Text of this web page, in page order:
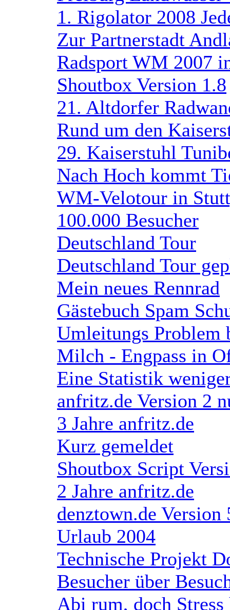
1. Rigolator 2008
Zur Partnerstadt
Radsport WM 2007
Shoutbox Version 1.8
21. Altdorfer
Rund um den
29. Kaiserstuhl
Nach Hoch kommt
WM-Velotour in
100.000 Besucher
Deutschland Tour
Deutschland Tour
Mein neues Rennrad
Gästebuch Spam
Umleitungs Problem
Milch - Engpass in
Eine Statistik
anfritz.de Version 2
3 Jahre anfritz.de
Kurz gemeldet
Shoutbox Script
2 Jahre anfritz.de
denztown.de Version
Urlaub 2004
Technische Projekt
Besucher über
Abi rum, doch